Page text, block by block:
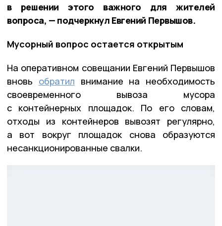
в решении этого важного для жителей
вопроса, — подчеркнул Евгений Первышов.
Мусорный вопрос остается открытым
На оперативном совещании Евгений Первышов
вновь обратил внимание на необходимость
своевременного вывоза мусора
с контейнерных площадок. По его словам,
отходы из контейнеров вывозят регулярно,
а вот вокруг площадок снова образуются
несанкционированные свалки.